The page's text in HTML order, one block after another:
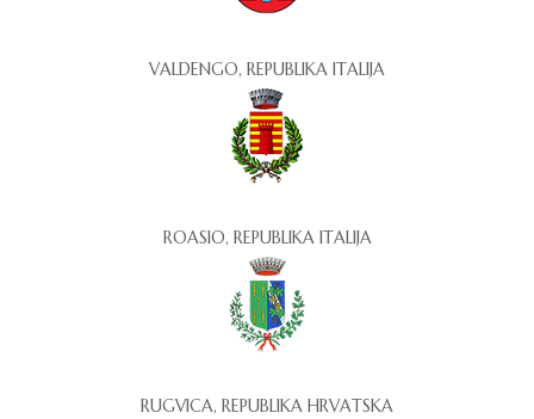
VALDENGO, REPUBLIKA ITALIJA
ROASIO, REPUBLIKA ITALIJA
RUGVICA, REPUBLIKA HRVATSKA